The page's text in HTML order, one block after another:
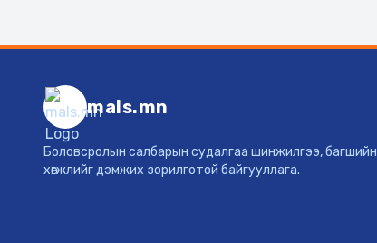
mals.mn
Боловсролын салбарын судалгаа шинжилгээ, багшийн
хөгжлийг дэмжих зорилготой байгууллага.